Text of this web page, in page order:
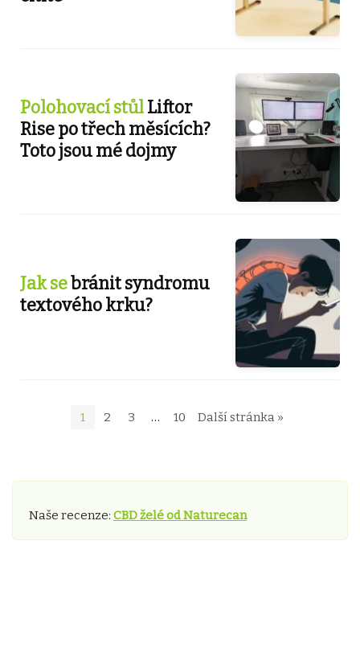
Polohovací stůlLiftor
Rise po třech měsících?
Toto jsou mé dojmy
Jak sebránit syndromu
textového krku?
1 2 3 … 10 Další stránka »
Naše recenze: CBD želé od Naturecan